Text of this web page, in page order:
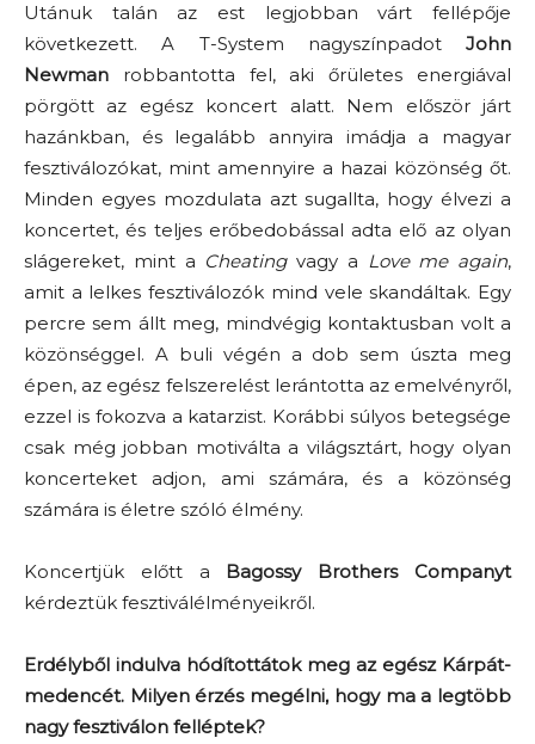
Utánuk talán az est legjobban várt fellépője
következett. A T-System nagyszínpadot John
Newman robbantotta fel, aki őrületes energiával
pörgött az egész koncert alatt. Nem először járt
hazánkban, és legalább annyira imádja a magyar
fesztiválozókat, mint amennyire a hazai közönség őt.
Minden egyes mozdulata azt sugallta, hogy élvezi a
koncertet, és teljes erőbedobással adta elő az olyan
slágereket, mint a Cheatingvagy a Love me again,
amit a lelkes fesztiválozók mind vele skandáltak. Egy
percre sem állt meg, mindvégig kontaktusban volt a
közönséggel. A buli végén a dob sem úszta meg
épen, az egész felszerelést lerántotta az emelvényről,
ezzel is fokozva a katarzist. Korábbi súlyos betegsége
csak még jobban motiválta a világsztárt, hogy olyan
koncerteket adjon, ami számára, és a közönség
számára is életre szóló élmény.
Koncertjük előtt a Bagossy Brothers Companyt
kérdeztük fesztiválélményeikről.
Erdélyből indulva hódítottátok meg az egész Kárpát-
medencét. Milyen érzés megélni, hogy ma a legtöbb
nagy fesztiválon felléptek?